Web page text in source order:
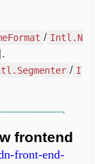
/ Intl.N
/ I
frontend
front-end-